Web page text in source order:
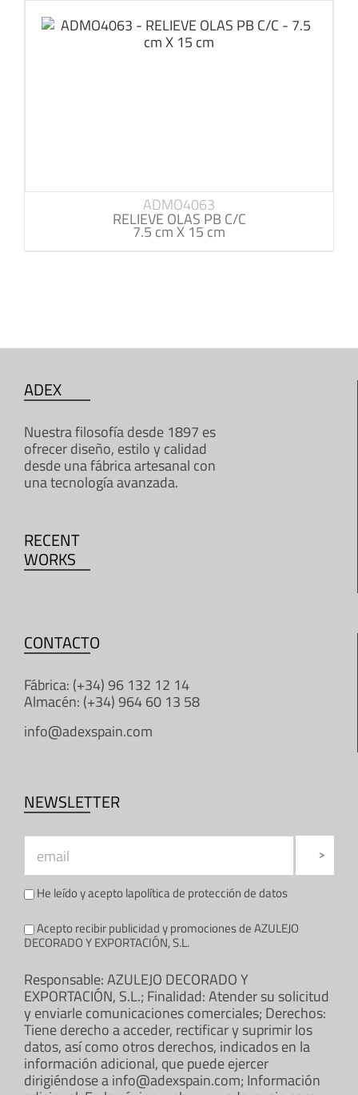
ADMO4063
RELIEVE OLAS PB C/C
7.5 cm X 15 cm
ADEX
Nuestra filosofía desde 1897 es
ofrecer diseño, estilo y calidad
desde una fábrica artesanal con
una tecnología avanzada.
RECENT
WORKS
CONTACTO
Fábrica: (+34) 96 132 12 14
Almacén: (+34) 964 60 13 58
info@adexspain.com
NEWSLETTER
He leído y acepto lapolítica de protección de datos
Acepto recibir publicidad y promociones de AZULEJO
DECORADO Y EXPORTACIÓN, S.L.
Responsable: AZULEJO DECORADO Y
EXPORTACIÓN, S.L.; Finalidad: Atender su solicitud
y enviarle comunicaciones comerciales; Derechos:
Tiene derecho a acceder, rectificar y suprimir los
datos, así como otros derechos, indicados en la
información adicional, que puede ejercer
dirigiéndose a info@adexspain.com; Información